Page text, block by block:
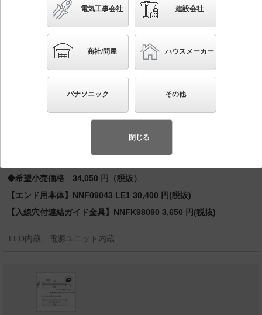
かんたん照度計算
天井直付型・壁直付型・据置取付型 LED（白色） シ
ームレス建築部材照明器具 L900タイプ C-Slim（シー
スリム） シームレス建築部材照明器具
（省エネ・デザイン性・配光制御など様々なご
要望にお応えできる商品群です。）
◆希望小売価格 34,050 円（税抜）
【エンド用本体】NNF09043 LE1 30,400 円(税抜)
【入線穴付連結ガイド金具】NNFK98090 3,650 円(税抜)
LED内蔵、電源ユニット内蔵
電気工事会社 建設会社
商社/問屋 ハウスメーカー
パナソニック その他
閉じる